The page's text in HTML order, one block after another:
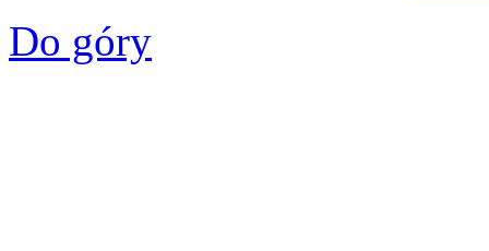
Do góry